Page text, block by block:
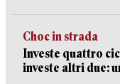
Choc in strada
Investe quattro
investe altri due: